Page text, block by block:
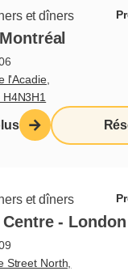
et dîners
l'Acadie,
et dîners
- London
Street North,
enfants dans le
Depuis 1998,
lucratif qu’elle
d’ici.